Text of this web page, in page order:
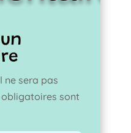
ne sera pas
sont